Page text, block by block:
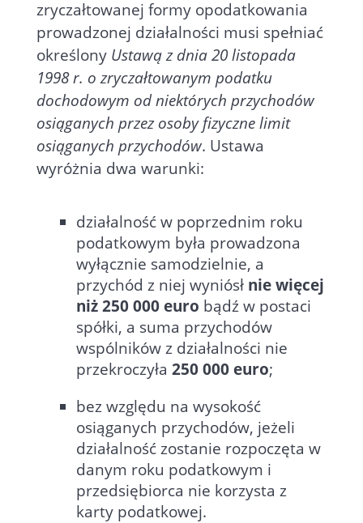
zryczałtowanej formy opodatkowania
prowadzonej działalności musi spełniać
określony Ustawą z dnia 20 listopada
1998 r. o zryczałtowanym podatku
dochodowym od niektórych przychodów
osiąganych przez osoby fizyczne limit
osiąganych przychodów. Ustawa
wyróżnia dwa warunki:
działalność w poprzednim roku
podatkowym była prowadzona
wyłącznie samodzielnie, a
przychód z niej wyniósł nie więcej
niż 250 000 euro bądź w postaci
spółki, a suma przychodów
wspólników z działalności nie
przekroczyła 250 000 euro;
bez względu na wysokość
osiąganych przychodów, jeżeli
działalność zostanie rozpoczęta w
danym roku podatkowym i
przedsiębiorca nie korzysta z
karty podatkowej.